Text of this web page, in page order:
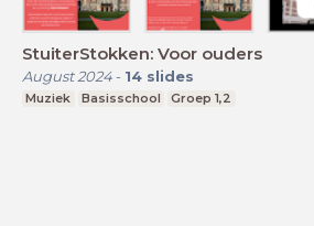
StuiterStokken: Voor ouders
August 2024- 14 slides
Muziek Basisschool Groep 1,2